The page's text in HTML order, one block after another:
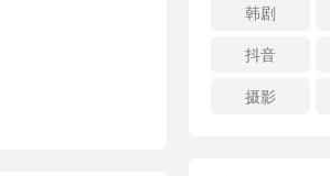
韩剧
抖音
摄影